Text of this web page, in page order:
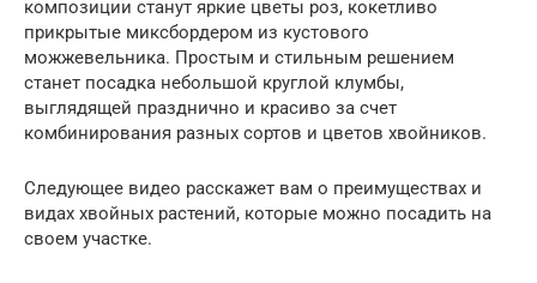
композиции станут яркие цветы роз, кокетливо
прикрытые миксбордером из кустового
можжевельника. Простым и стильным решением
станет посадка небольшой круглой клумбы,
выглядящей празднично и красиво за счет
комбинирования разных сортов и цветов хвойников.
Следующее видео расскажет вам о преимуществах и
видах хвойных растений, которые можно посадить на
своем участке.